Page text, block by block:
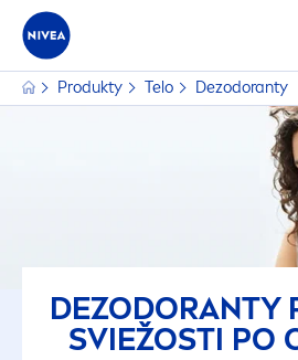
Produkty Telo Dezodoranty
DEZODORANTY
SVIEŽOSTI PO